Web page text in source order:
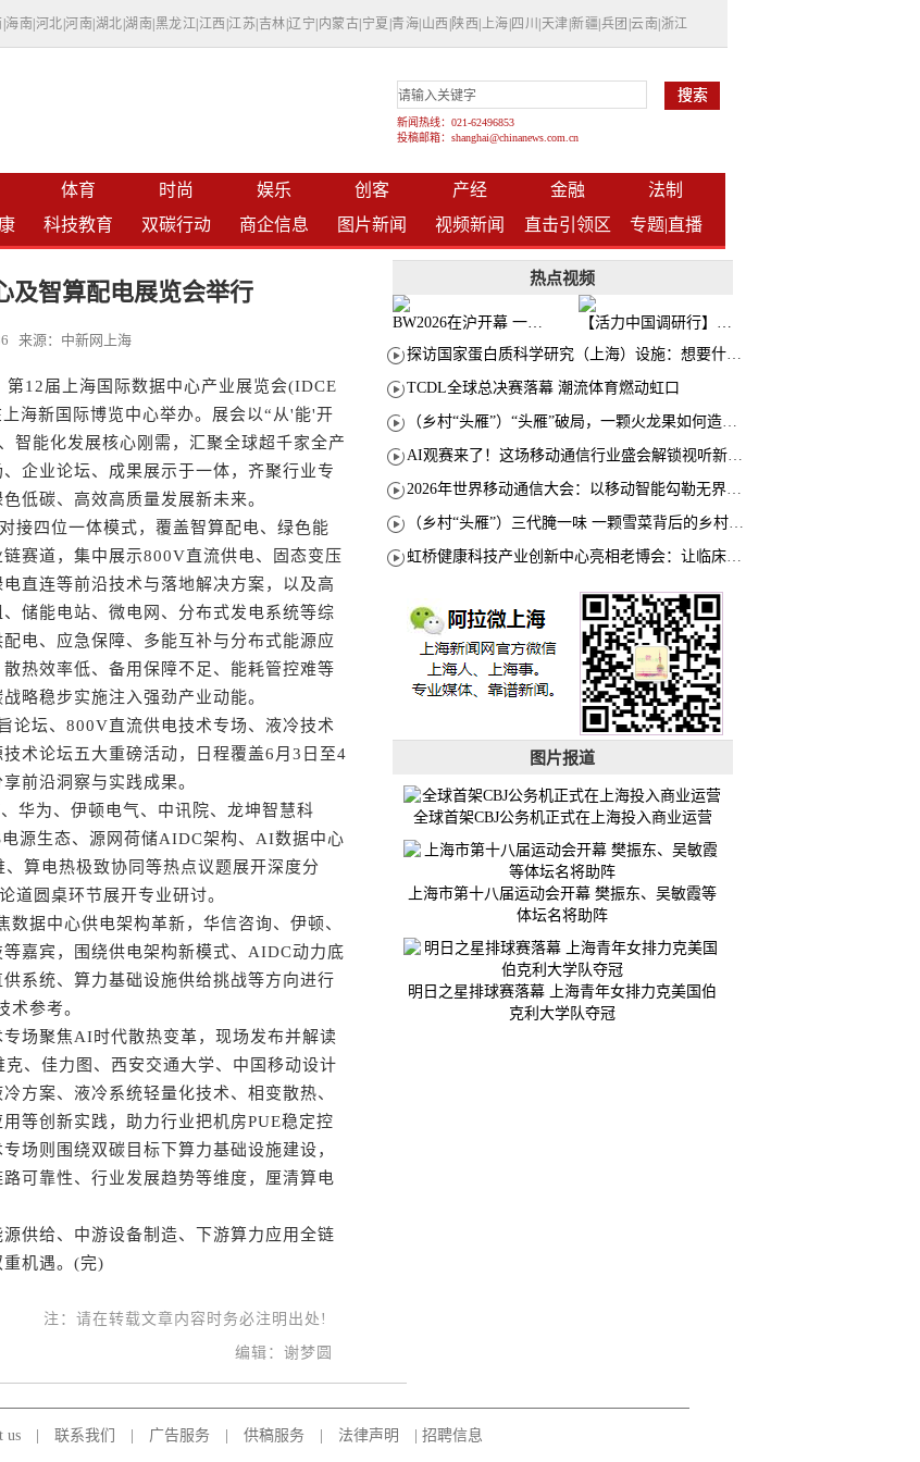
海南 河北 |河南 湖北 |湖南 黑龙江 江西 江苏 吉林 |辽宁 内蒙古 宁夏 青海 山西 陕西 上海 四川 天津 |新疆 兵团 |云南 浙江
新闻热线：021-62496853
投稿邮箱：shanghai@chinanews.com.cn
体育 时尚 娱乐 创客 产经 金融
法制
科技教育 双碳行动 商企信息 图片新闻 视频新闻 直击引领区 专题|直播
及智算配电展览会举行
来源：中新网上海
12届上海国际数据中心产业展览会(IDCE
海新国际博览中心举办。展会以“从'能'开
智能化发展核心刚需，汇聚全球超千家全产
企业论坛、成果展示于一体，齐聚行业专
低碳、高效高质量发展新未来。
四位一体模式，覆盖智算配电、绿色能
赛道，集中展示800V直流供电、固态变压
直连等前沿技术与落地解决方案，以及高
储能电站、微电网、分布式发电系统等综
电、应急保障、多能互补与分布式能源应
热效率低、备用保障不足、能耗管控难等
略稳步实施注入强劲产业动能。
坛、800V直流供电技术专场、液冷技术
术论坛五大重磅活动，日程覆盖6月3日至4
前沿洞察与实践成果。
为、伊顿电气、中讯院、龙坤智慧科
源生态、源网荷储AIDC架构、AI数据中心
算电热极致协同等热点议题展开深度分
道圆桌环节展开专业研讨。
据中心供电架构革新，华信咨询、伊顿、
嘉宾，围绕供电架构新模式、AIDC动力底
系统、算力基础设施供给挑战等方向进行
术参考。
聚焦AI时代散热变革，现场发布并解读
、佳力图、西安交通大学、中国移动设计
方案、液冷系统轻量化技术、相变散热、
等创新实践，助力行业把机房PUE稳定控
场则围绕双碳目标下算力基础设施建设，
可靠性、行业发展趋势等维度，厘清算电
给、中游设备制造、下游算力应用全链
重机遇。(完)
注：请在转载文章内容时务必注明出处!
编辑：谢梦圆
热点视频
BW2026在沪开幕 一众次元品牌集中发布全新企划
【活力中国调研行】上海机器人研究院以技术标准撬动长三角智造协同
探访国家蛋白质科学研究（上海）设施：想要什么蛋白 AI直接设计合成
TCDL全球总决赛落幕 潮流体育燃动虹口
（乡村“头雁”）“头雁”破局，一颗火龙果如何造就沪上乡村特色产业化路径
AI观赛来了！这场移动通信行业盛会解锁视听新玩法
2026年世界移动通信大会：以移动智能勾勒无界普惠新愿景
（乡村“头雁”）三代腌一味 一颗雪菜背后的乡村致富经
虹桥健康科技产业创新中心亮相老博会：让临床“需求”定义银发经济新生态
图片报道
全球首架CBJ公务机正式在上海投入商业运营
上海市第十八届运动会开幕 樊振东、吴敏霞等
体坛名将助阵
明日之星排球赛落幕 上海青年女排力克美国伯
克利大学队夺冠
us| 联系我们 广告服务| 供稿服务| 法律声明 招聘信息